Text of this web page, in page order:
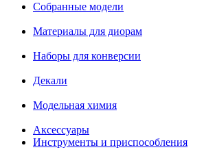
Собранные модели
Материалы для диорам
Наборы для конверсии
Декали
Модельная химия
Аксессуары
Инструменты и приспособления